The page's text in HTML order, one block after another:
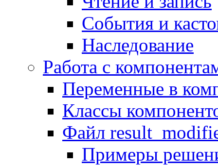
События и
Наследование
Работа с
Переменные в
Классы
Файл
Примеры